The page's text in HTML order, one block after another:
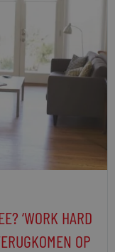
‘WORK HARD
OP